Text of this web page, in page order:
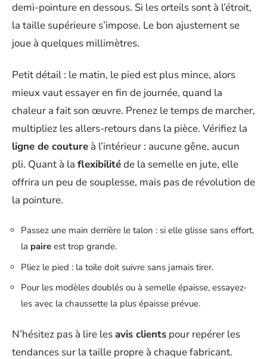
demi-pointure en dessous. Si les orteils sont à l’étroit,
la taille supérieure s’impose. Le bon ajustement se
joue à quelques millimètres.
Petit détail : le matin, le pied est plus mince, alors
mieux vaut essayer en fin de journée, quand la
chaleur a fait son œuvre. Prenez le temps de marcher,
multipliez les allers-retours dans la pièce. Vérifiez la
ligne de couture à l’intérieur : aucune gêne, aucun
pli. Quant à la flexibilitéde la semelle en jute, elle
offrira un peu de souplesse, mais pas de révolution de
la pointure.
Passez une main derrière le talon : si elle glisse sans effort,
la paire est trop grande.
Pliez le pied : la toile doit suivre sans jamais tirer.
Pour les modèles doublés ou à semelle épaisse, essayez-
les avec la chaussette la plus épaisse prévue.
N’hésitez pas à lire lesavis clients pour repérer les
tendances sur la taille propre à chaque fabricant.